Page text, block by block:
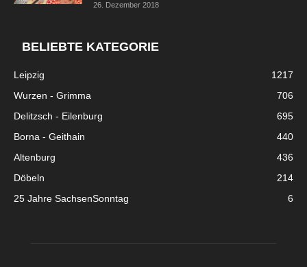
26. Dezember 2018
BELIEBTE KATEGORIE
Leipzig
1217
Wurzen - Grimma
706
Delitzsch - Eilenburg
695
Borna - Geithain
440
Altenburg
436
Döbeln
214
25 Jahre SachsenSonntag
6